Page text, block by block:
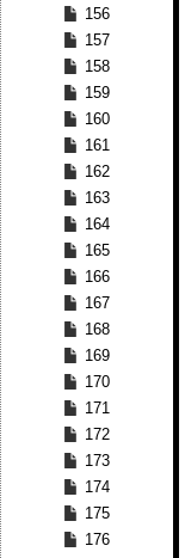
156
157
158
159
160
161
162
163
164
165
166
167
168
169
170
171
172
173
174
175
176